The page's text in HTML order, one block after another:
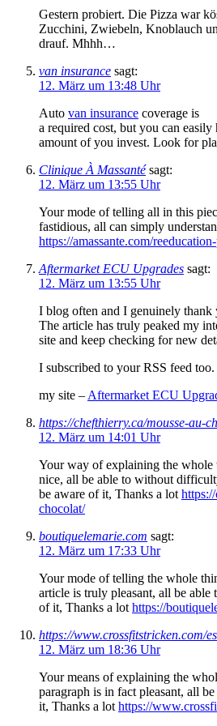
Gestern probiert. Die Pizza war
Zucchini, Zwiebeln, Knoblauch
drauf. Mhhh…
van insurance sagt:
12. März um 13:48 Uhr
Auto van insurance coverage is
a required cost, but you can easily
amount of you invest. Look for
Clinique À Massanté sagt:
12. März um 13:55 Uhr
Your mode of telling all in this
fastidious, all can simply
https://amassante.com/
Aftermarket ECU Upgrades sagt:
12. März um 13:55 Uhr
I blog often and I genuinely thank
The article has truly peaked my
site and keep checking for new
I subscribed to your RSS feed too.
my site – Aftermarket ECU
https://chefthierry.ca/mousse-au-
12. März um 14:01 Uhr
Your way of explaining the whole
nice, all be able to without
be aware of it, Thanks a lot
chocolat/
boutiquelemarie.com sagt:
12. März um 17:33 Uhr
Your mode of telling the whole
article is truly pleasant, all be able
of it, Thanks a lot https://
https://www.crossfitstricken.com/
12. März um 18:36 Uhr
Your means of explaining the
paragraph is in fact pleasant, all
it, Thanks a lot https://